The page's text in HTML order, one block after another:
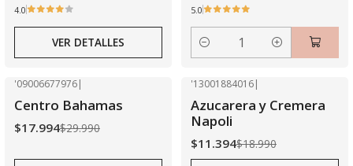
4.0
VER DETALLES
5.0
Cantidad
'09006677976|
Centro Bahamas
$17.994$29.990
Agotado
'13001884016|
Azucarera y Cremera
Napoli
$11.394$18.990